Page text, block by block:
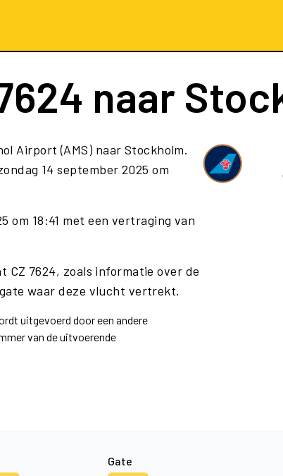
naar
Airport (AMS) naar Stockholm.
14 september 2025 om
om 18:41 met een vertraging van
7624, zoals informatie over de
waar deze vlucht vertrekt.
uitgevoerd door een andere
van de uitvoerende
Gate